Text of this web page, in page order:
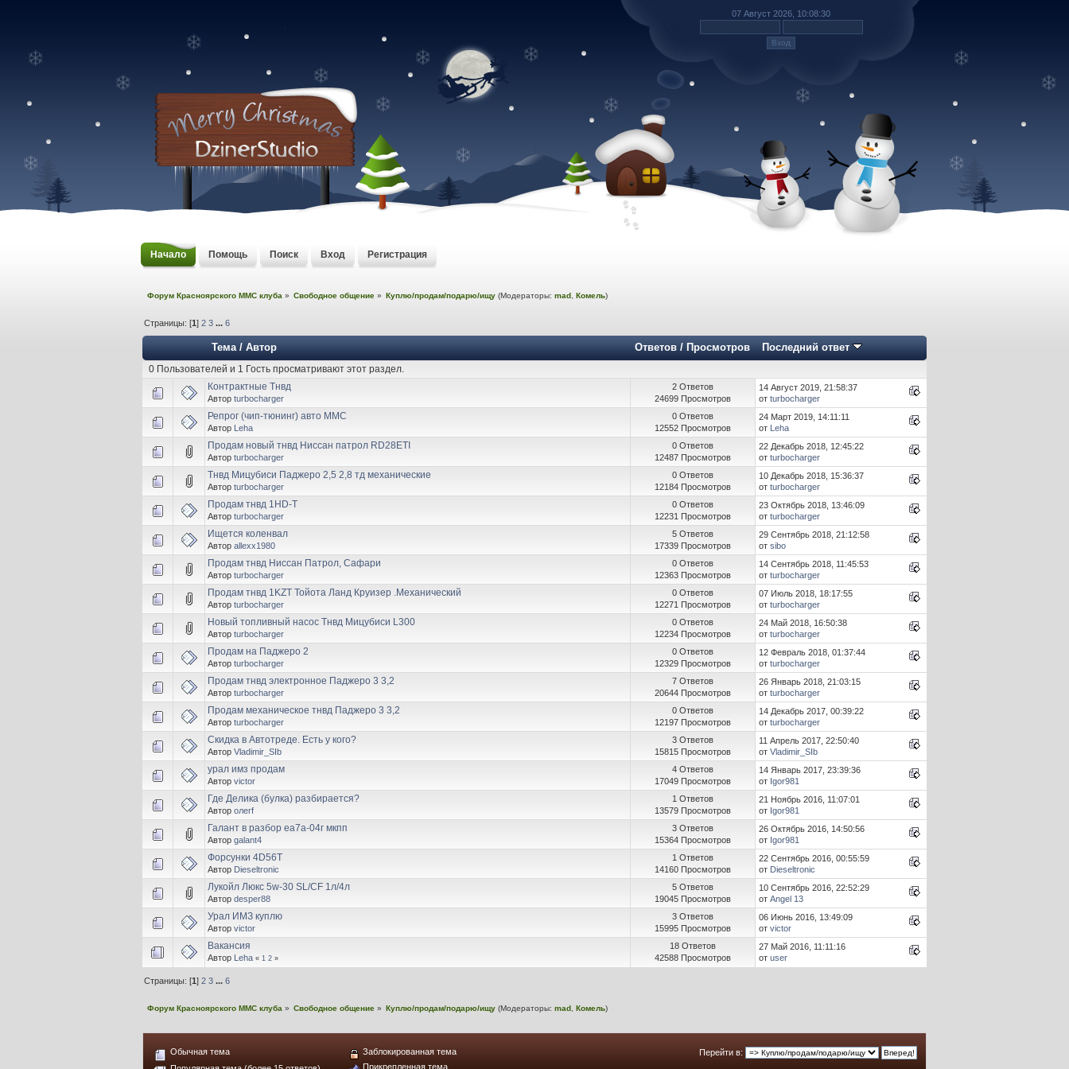
07 Август 2026, 10:08:30
Начало Помощь Поиск Вход Регистрация
Форум Красноярского MMC клуба » Свободное общение » Куплю/продам/подарю/ищу (Модераторы:mad , Комель)
Страницы: [1]2 3 ...6
Тема/ Автор Ответов / Просмотров
Последний ответ
0 Пользователей и 1 Гость просматривают этот раздел.
Контрактные Тнвд
Автор turbocharger
2 Ответов
24699 Просмотров
14 Август 2019, 21:58:37
от turbocharger
Репрог (чип-тюнинг) авто ММС
Автор Leha
0 Ответов
12552 Просмотров
24 Март 2019, 14:11:11
от Leha
Продам новый тнвд Ниссан патрол RD28ETI
Автор turbocharger
0 Ответов
12487 Просмотров
22 Декабрь 2018, 12:45:22
от turbocharger
Тнвд Мицубиси Паджеро 2,5 2,8 тд механические
Автор turbocharger
0 Ответов
12184 Просмотров
10 Декабрь 2018, 15:36:37
от turbocharger
Продам тнвд 1HD-T
Автор turbocharger
0 Ответов
12231 Просмотров
23 Октябрь 2018, 13:46:09
от turbocharger
Ищется коленвал
Автор allexx1980
5 Ответов
17339 Просмотров
29 Сентябрь 2018, 21:12:58
от sibo
Продам тнвд Ниссан Патрол, Сафари
Автор turbocharger
0 Ответов
12363 Просмотров
14 Сентябрь 2018, 11:45:53
от turbocharger
Продам тнвд 1KZT Тойота Ланд Круизер .Механический
Автор turbocharger
0 Ответов
12271 Просмотров
07 Июль 2018, 18:17:55
от turbocharger
Новый топливный насос Тнвд Мицубиси L300
Автор turbocharger
0 Ответов
12234 Просмотров
24 Май 2018, 16:50:38
от turbocharger
Продам на Паджеро 2
Автор turbocharger
0 Ответов
12329 Просмотров
12 Февраль 2018, 01:37:44
от turbocharger
Продам тнвд электронное Паджеро 3 3,2
Автор turbocharger
7 Ответов
20644 Просмотров
26 Январь 2018, 21:03:15
от turbocharger
Продам механическое тнвд Паджеро 3 3,2
Автор turbocharger
0 Ответов
12197 Просмотров
14 Декабрь 2017, 00:39:22
от turbocharger
Скидка в Автотреде. Есть у кого?
Автор Vladimir_SIb
3 Ответов
15815 Просмотров
11 Апрель 2017, 22:50:40
от Vladimir_SIb
урал имз продам
Автор victor
4 Ответов
17049 Просмотров
14 Январь 2017, 23:39:36
от Igor981
Где Делика (булка) разбирается?
Автор олегf
1 Ответов
13579 Просмотров
21 Ноябрь 2016, 11:07:01
от Igor981
Галант в разбор еа7а-04г мкпп
Автор galant4
3 Ответов
15364 Просмотров
26 Октябрь 2016, 14:50:56
от Igor981
Форсунки 4D56T
Автор Dieseltronic
1 Ответов
14160 Просмотров
22 Сентябрь 2016, 00:55:59
от Dieseltronic
Лукойл Люкс 5w-30 SL/CF 1л/4л
Автор desper88
5 Ответов
19045 Просмотров
10 Сентябрь 2016, 22:52:29
от Angel 13
Урал ИМЗ куплю
Автор victor
3 Ответов
15995 Просмотров
06 Июнь 2016, 13:49:09
от victor
Вакансия
Автор Leha « 1 2 »
18 Ответов
42588 Просмотров
27 Май 2016, 11:11:16
от user
Страницы: [1]2 3 ...6
Форум Красноярского MMC клуба » Свободное общение » Куплю/продам/подарю/ищу (Модераторы:mad ,Комель)
Перейти в:
Обычная тема
Заблокированная тема
Прикрепленная тема